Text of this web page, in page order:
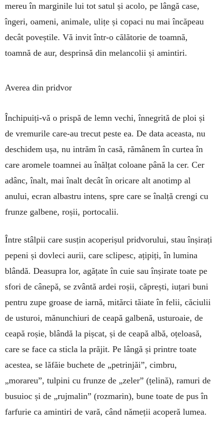
mereu în marginile lui tot satul și acolo, pe lângă case,
îngeri, oameni, animale, ulițe și copaci nu mai încăpeau
decât poveștile. Vă invit într-o călătorie de toamnă,
toamnă de aur, desprinsă din melancolii și amintiri.
Averea din pridvor
Închipuiți-vă o prispă de lemn vechi, înnegrită de ploi și
de vremurile care-au trecut peste ea. De data aceasta, nu
deschidem ușa, nu intrăm în casă, rămânem în curtea în
care aromele toamnei au înălțat coloane până la cer. Cer
adânc, înalt, mai înalt decât în oricare alt anotimp al
anului, ecran albastru intens, spre care se înalță crengi cu
frunze galbene, roșii, portocalii.
Între stâlpii care susțin acoperișul pridvorului, stau înșirați
pepeni și dovleci aurii, care sclipesc, ațipiți, în lumina
blândă. Deasupra lor, agățate în cuie sau înșirate toate pe
sfori de cânepă, se zvântă ardei roșii, căprești, iuțari buni
pentru zupe groase de iarnă, mitărci tăiate în felii, căciulii
de usturoi, mănunchiuri de ceapă galbenă, usturoaie, de
ceapă roșie, blândă la pișcat, și de ceapă albă, oțeloasă,
care se face ca sticla la prăjit. Pe lângă și printre toate
acestea, se lăfăie buchete de „petrinjăi”, cimbru,
„morareu”, tulpini cu frunze de „zeler” (țelină), ramuri de
busuioc și de „rujmalin” (rozmarin), bune toate de pus în
farfurie ca amintiri de vară, când nămeții acoperă lumea.